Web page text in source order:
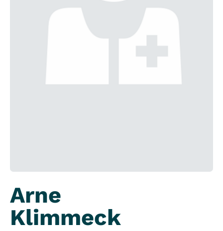
Arne
Klimmeck